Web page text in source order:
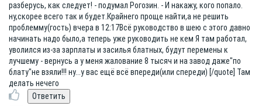
разберусь, как следует! - подумал Рогозин. - И накажу, кого попало.
ну,скорее всего так и будет.Крайнего проще найти,а не решить
проблемму(гость) вчера в 12:17Всё руководство в шею с этого давно
начинать надо было,а теперь уже руководить не кем Я там работал,
уволился из-за зарплаты и засилья блатных, будут перемены к
лучшему - вернусь а у меня жалование 8 тысяч и на завод даже"по
блату"не взяли!!! ну...у вас ещё всё впереди(или спереди) [/quote] Там
делать нечего